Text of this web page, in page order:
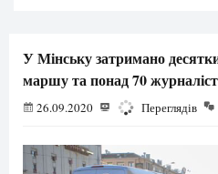
У Мінську затримано
маршу та понад 70
26.09.2020 1174 Переглядів